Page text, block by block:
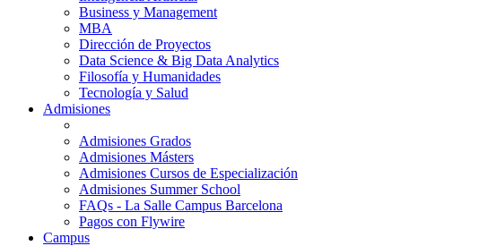
Business y Management
MBA
Dirección de Proyectos
Data Science & Big Data Analytics
Filosofía y Humanidades
Tecnología y Salud
Admisiones
Admisiones Grados
Admisiones Másters
Admisiones Cursos de Especialización
Admisiones Summer School
FAQs - La Salle Campus Barcelona
Pagos con Flywire
Campus